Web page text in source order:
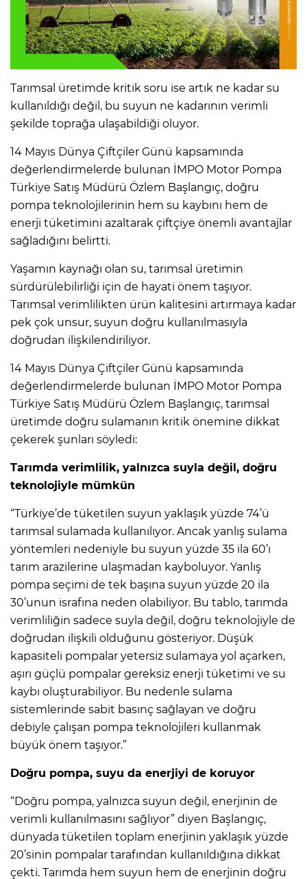
Tarımsal üretimde kritik soru ise artık ne kadar su
kullanıldığı değil, bu suyun ne kadarının verimli
şekilde toprağa ulaşabildiği oluyor.
14 Mayıs Dünya Çiftçiler Günü kapsamında
değerlendirmelerde bulunan İMPO Motor Pompa
Türkiye Satış Müdürü Özlem Başlangıç, doğru
pompa teknolojilerinin hem su kaybını hem de
enerji tüketimini azaltarak çiftçiye önemli avantajlar
sağladığını belirtti.
Yaşamın kaynağı olan su, tarımsal üretimin
sürdürülebilirliği için de hayati önem taşıyor.
Tarımsal verimlilikten ürün kalitesini artırmaya kadar
pek çok unsur, suyun doğru kullanılmasıyla
doğrudan ilişkilendiriliyor.
14 Mayıs Dünya Çiftçiler Günü kapsamında
değerlendirmelerde bulunan İMPO Motor Pompa
Türkiye Satış Müdürü Özlem Başlangıç, tarımsal
üretimde doğru sulamanın kritik önemine dikkat
çekerek şunları söyledi:
Tarımda verimlilik, yalnızca suyla değil, doğru
teknolojiyle mümkün
“Türkiye’de tüketilen suyun yaklaşık yüzde 74’ü
tarımsal sulamada kullanılıyor. Ancak yanlış sulama
yöntemleri nedeniyle bu suyun yüzde 35 ila 60’ı
tarım arazilerine ulaşmadan kayboluyor. Yanlış
pompa seçimi de tek başına suyun yüzde 20 ila
30’unun israfına neden olabiliyor. Bu tablo, tarımda
verimliliğin sadece suyla değil, doğru teknolojiyle de
doğrudan ilişkili olduğunu gösteriyor. Düşük
kapasiteli pompalar yetersiz sulamaya yol açarken,
aşırı güçlü pompalar gereksiz enerji tüketimi ve su
kaybı oluşturabiliyor. Bu nedenle sulama
sistemlerinde sabit basınç sağlayan ve doğru
debiyle çalışan pompa teknolojileri kullanmak
büyük önem taşıyor.”
Doğru pompa, suyu da enerjiyi de koruyor
“Doğru pompa, yalnızca suyun değil, enerjinin de
verimli kullanılmasını sağlıyor” diyen Başlangıç,
dünyada tüketilen toplam enerjinin yaklaşık yüzde
20’sinin pompalar tarafından kullanıldığına dikkat
çekti. Tarımda hem suyun hem de enerjinin doğru